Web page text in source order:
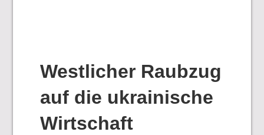
Westlicher Raubzug
auf die ukrainische
Wirtschaft